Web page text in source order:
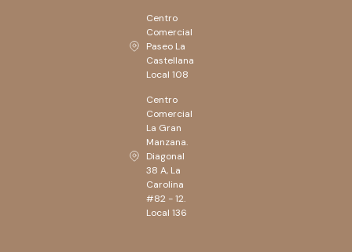
Centro
Comercial
Paseo La
Castellana
Local 108
Centro
Comercial
La Gran
Manzana.
Diagonal
38 A, La
Carolina
#82 - 12.
Local 136